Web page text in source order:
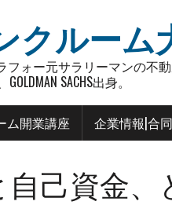
クルーム
フォー元サラリーマンの不
SACHS出身。
ム開業講座 企業情報|合
己資金、